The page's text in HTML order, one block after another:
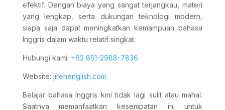
efektif. Dengan biaya yang sangat terjangkau, materi
yang lengkap, serta dukungan teknologi modern,
siapa saja dapat meningkatkan kemampuan bahasa
Inggris dalam waktu relatif singkat.
Hubungi kami: +62 851-2988-7836
Website: jirehenglish.com
Belajar bahasa Inggris kini tidak lagi sulit atau mahal.
Saatnya memanfaatkan kesempatan ini untuk